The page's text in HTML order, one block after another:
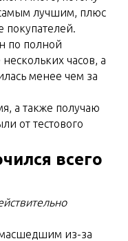
лучшим, плюс
покупателей.
по полной
часов, а
менее чем за
а также получаю
от тестового
всего
из-за